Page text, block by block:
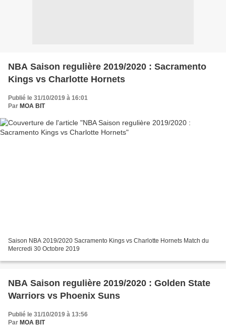
NBA Saison regulière 2019/2020 : Sacramento
Kings vs Charlotte Hornets
Publié le 31/10/2019 à 16:01
Par MOA BIT
Saison NBA 2019/2020 Sacramento Kings vs Charlotte Hornets Match du
Mercredi 30 Octobre 2019
NBA Saison regulière 2019/2020 : Golden State
Warriors vs Phoenix Suns
Publié le 31/10/2019 à 13:56
Par MOA BIT